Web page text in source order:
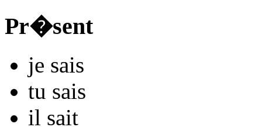
Pr�sent
je sais
tu sais
il sait